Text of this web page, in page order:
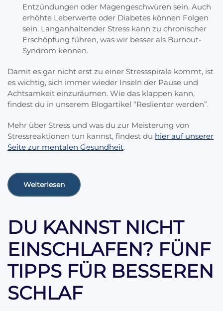
Entzündungen oder Magengeschwüren sein. Auch
erhöhte Leberwerte oder Diabetes können Folgen
sein. Langanhaltender Stress kann zu chronischer
Erschöpfung führen, was wir besser als Burnout-
Syndrom kennen.
Damit es gar nicht erst zu einer Stressspirale kommt, ist
es wichtig, sich immer wieder Inseln der Pause und
Achtsamkeit einzuräumen. Wie das klappen kann,
findest du in unserem Blogartikel “Reslienter werden”.
Mehr über Stress und was du zur Meisterung von
Stressreaktionen tun kannst, findest du hier auf unserer
Seite zur mentalen Gesundheit.
Weiterlesen
DU KANNST NICHT
EINSCHLAFEN? FÜNF
TIPPS FÜR BESSEREN
SCHLAF